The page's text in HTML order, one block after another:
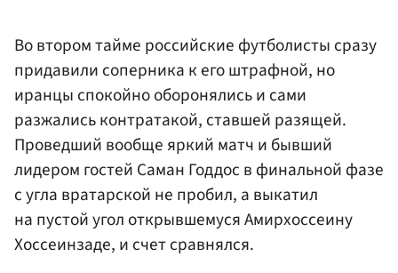
Во втором тайме российские футболисты сразу
придавили соперника к его штрафной, но
иранцы спокойно оборонялись и сами
разжались контратакой, ставшей разящей.
Проведший вообще яркий матч и бывший
лидером гостей Саман Годдос в финальной фазе
с угла вратарской не пробил, а выкатил
на пустой угол открывшемуся Амирхоссеину
Хоссеинзаде, и счет сравнялся.